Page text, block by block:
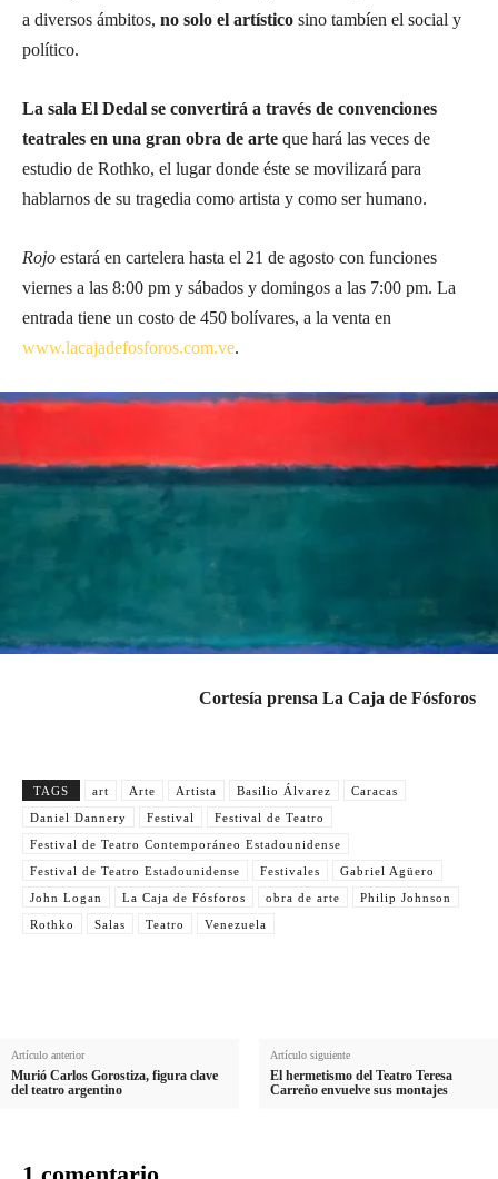
a diversos ámbitos, no solo el artístico sino tambíen el social y
político.
La sala El Dedal se convertirá a través de convenciones
teatrales en una gran obra de arte que hará las veces de
estudio de Rothko, el lugar donde éste se movilizará para
hablarnos de su tragedia como artista y como ser humano.
Rojo estará en cartelera hasta el 21 de agosto con funciones
viernes a las 8:00 pm y sábados y domingos a las 7:00 pm. La
entrada tiene un costo de 450 bolívares, a la venta en
www.lacajadefosforos.com.ve.
Cortesía prensa La Caja de Fósforos
TAGS art Arte Artista Basilio Álvarez
Caracas
Daniel Dannery
Festival
Festival de Teatro
Festival de Teatro Contemporáneo Estadounidense
Festival de Teatro Estadounidense
Festivales
Gabriel Agüero
John Logan
La Caja de Fósforos obra de arte
Philip Johnson
Rothko
Salas Teatro Venezuela
Artículo anterior
Murió Carlos Gorostiza, figura clave
del teatro argentino
Artículo siguiente
El hermetismo del Teatro Teresa
Carreño envuelve sus montajes